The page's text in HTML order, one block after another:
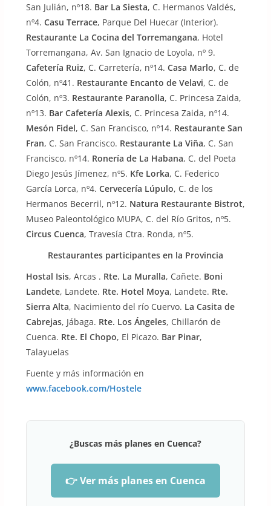
San Julián, nº18. Bar La Siesta, C. Hermanos Valdés,
nº4. Casu Terrace, Parque Del Huecar (Interior).
Restaurante La Cocina del Torremangana, Hotel
Torremangana, Av. San Ignacio de Loyola, nº 9.
Cafetería Ruiz, C. Carretería, nº14. Casa Marlo, C. de
Colón, nº41. Restaurante Encanto de Velavi, C. de
Colón, nº3. Restaurante Paranolla, C. Princesa Zaida,
nº13. Bar Cafetería Alexis, C. Princesa Zaida, nº14.
Mesón Fidel, C. San Francisco, nº14. Restaurante San
Fran, C. San Francisco. Restaurante La Viña, C. San
Francisco, nº14. Ronería de La Habana, C. del Poeta
Diego Jesús Jímenez, nº5. Kfe Lorka, C. Federico
García Lorca, nº4. Cervecería Lúpulo, C. de los
Hermanos Becerril, nº12. Natura Restaurante Bistrot,
Museo Paleontológico MUPA, C. del Río Gritos, nº5.
Circus Cuenca, Travesía Ctra. Ronda, nº5.
Restaurantes participantes en la Provincia
Hostal Isis, Arcas . Rte. La Muralla, Cañete. Boni
Landete, Landete. Rte. Hotel Moya, Landete. Rte.
Sierra Alta, Nacimiento del río Cuervo. La Casita de
Cabrejas, Jábaga. Rte. Los Ángeles, Chillarón de
Cuenca. Rte. El Chopo, El Picazo. Bar Pinar,
Talayuelas
Fuente y más información en
www.facebook.com/Hostele
¿Buscas más planes en Cuenca?
👉 Ver más planes en Cuenca